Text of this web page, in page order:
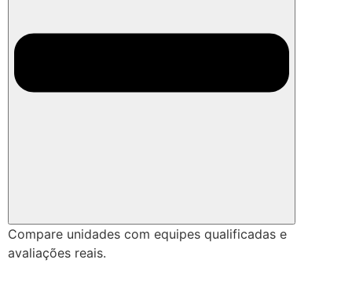
Compare unidades com equipes qualificadas e
avaliações reais.